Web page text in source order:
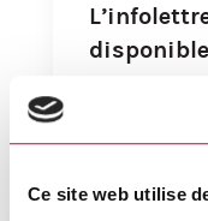
Ce site web utilise
disponible